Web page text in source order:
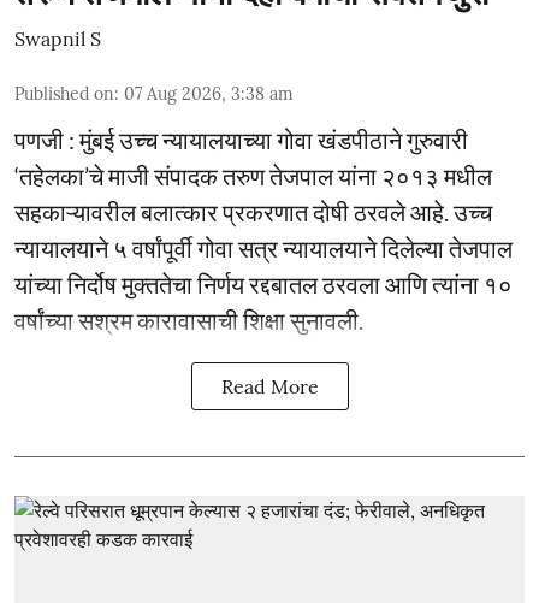
Swapnil S
Published on: 07 Aug 2026, 3:38 am
पणजी : मुंबई उच्च न्यायालयाच्या गोवा खंडपीठाने गुरुवारी
‘तहेलका’चे माजी संपादक तरुण तेजपाल यांना २०१३ मधील
सहकाऱ्यावरील बलात्कार प्रकरणात दोषी ठरवले आहे. उच्च
न्यायालयाने ५ वर्षांपूर्वी गोवा सत्र न्यायालयाने दिलेल्या तेजपाल
यांच्या निर्दोष मुक्ततेचा निर्णय रद्दबातल ठरवला आणि त्यांना १०
वर्षांच्या सश्रम कारावासाची शिक्षा सुनावली.
Read More